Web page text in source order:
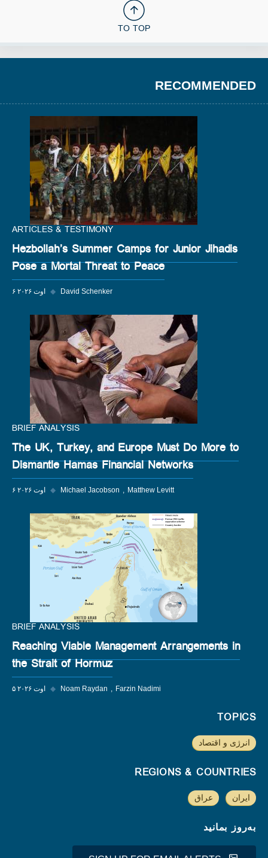
TO TOP
RECOMMENDED
ARTICLES & TESTIMONY
Hezbollah’s Summer Camps for Junior Jihadis
Pose a Mortal Threat to Peace
۶ اوت ۲۰۲۶ ◆ David Schenker
BRIEF ANALYSIS
The UK, Turkey, and Europe Must Do More to
Dismantle Hamas Financial Networks
۶ اوت ۲۰۲۶ ◆ Michael Jacobson Matthew Levitt
BRIEF ANALYSIS
Reaching Viable Management Arrangements in
the Strait of Hormuz
۵ اوت ۲۰۲۶ ◆ Noam Raydan Farzin Nadimi
TOPICS
انرژی و اقتصاد
REGIONS & COUNTRIES
ایران عراق
به‌روز بمانید